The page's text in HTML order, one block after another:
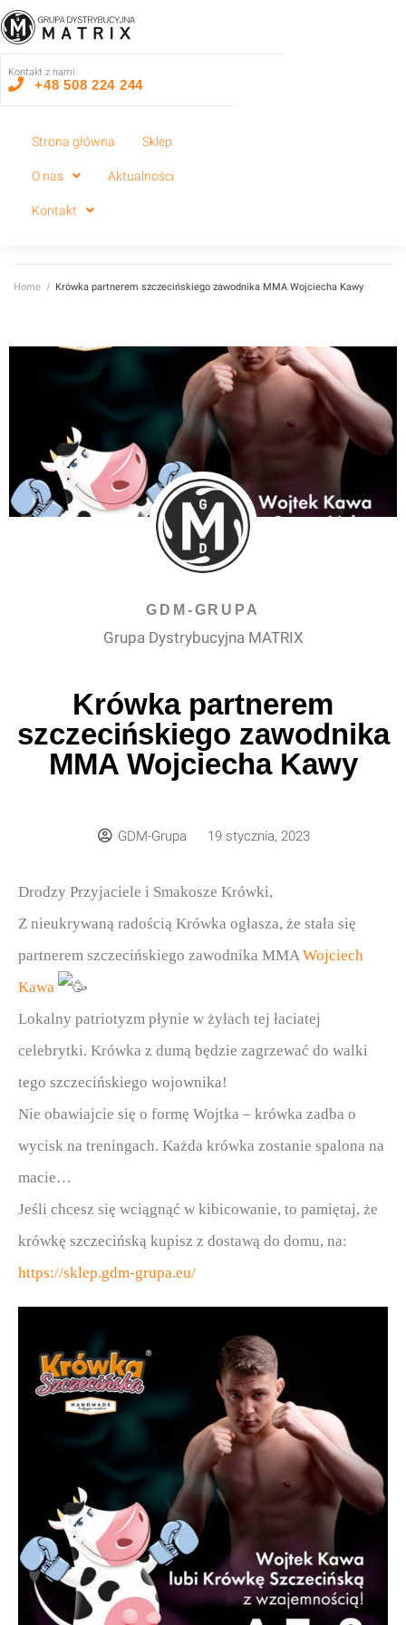
Strona główna Sklep
O nas Aktualności
Kontakt
Kontakt z nami
+48 508 224 244
Home / Krówka partnerem szczecińskiego zawodnika MMA Wojciecha Kawy
GDM-GRUPA
Grupa Dystrybucyjna MATRIX
Krówka partnerem
szczecińskiego zawodnika
MMA Wojciecha Kawy
GDM-Grupa 19 stycznia, 2023
Drodzy Przyjaciele i Smakosze Krówki,
Z nieukrywaną radością Krówka ogłasza, że stała się
partnerem szczecińskiego zawodnika MMAWojciech
Kawa
Lokalny patriotyzm płynie w żyłach tej łaciatej
celebrytki. Krówka z dumą będzie zagrzewać do walki
tego szczecińskiego wojownika!
Nie obawiajcie się o formę Wojtka – krówka zadba o
wycisk na treningach. Każda krówka zostanie spalona na
macie…
Jeśli chcesz się wciągnąć w kibicowanie, to pamiętaj, że
krówkę szczecińską kupisz z dostawą do domu, na:
https://sklep.gdm-grupa.eu/